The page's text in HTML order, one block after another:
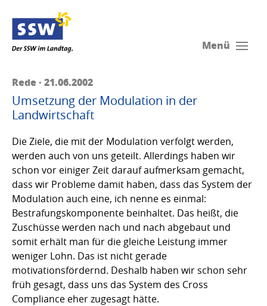
Menü
Rede · 21.06.2002
Umsetzung der Modulation in der
Landwirtschaft
Die Ziele, die mit der Modulation verfolgt werden,
werden auch von uns geteilt. Allerdings haben wir
schon vor einiger Zeit darauf aufmerksam gemacht,
dass wir Probleme damit haben, dass das System der
Modulation auch eine, ich nenne es einmal:
Bestrafungskomponente beinhaltet. Das heißt, die
Zuschüsse werden nach und nach abgebaut und
somit erhält man für die gleiche Leistung immer
weniger Lohn. Das ist nicht gerade
motivationsfördernd. Deshalb haben wir schon sehr
früh gesagt, dass uns das System des Cross
Compliance eher zugesagt hätte.